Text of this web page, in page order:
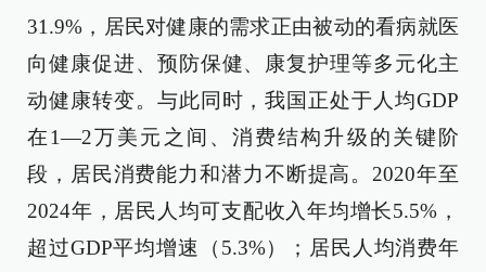
31.9%，居民对健康的需求正由被动的看病就医
向健康促进、预防保健、康复护理等多元化主
动健康转变。与此同时，我国正处于人均GDP
在1—2万美元之间、消费结构升级的关键阶
段，居民消费能力和潜力不断提高。2020年至
2024年，居民人均可支配收入年均增长5.5%，
超过GDP平均增速（5.3%）；居民人均消费年